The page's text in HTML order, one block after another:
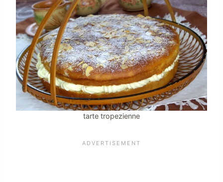
tarte tropezienne